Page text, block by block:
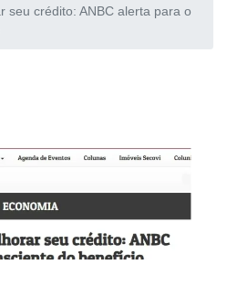
seu crédito: ANBC alerta para o